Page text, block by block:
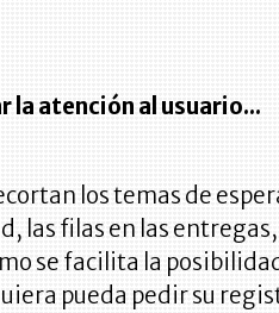
la atención al usuario...
los temas de
las filas en las
se facilita la
pueda pedir su